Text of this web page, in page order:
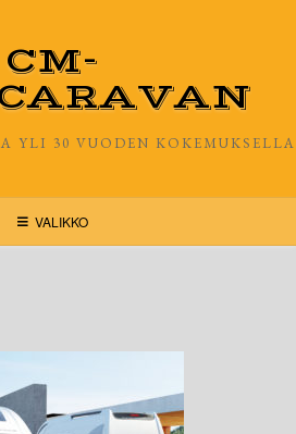
CM-
YLI 30 VUODEN KOKEMUKSELLA
VALIKKO